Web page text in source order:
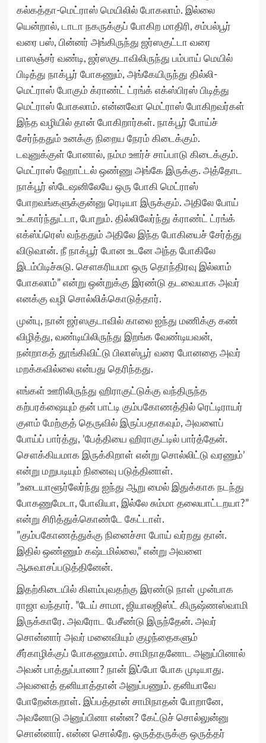
கல்கத்தா-மெட்ராஸ் மெயிலில் போகலாம். இல்லை
யென்றால், டாடா நகருக்குப் போகிற மாதிரி, சம்பல்பூர்
வரை பஸ், பின்னர் அங்கிருந்து ஜர்ஸகுட்டா வரை
பாஸஞ்சர் வண்டி, ஜர்ஸகுடாவிலிருந்து பம்பாய் மெயில்
பிடித்து நாக்பூர் போகணும், அங்கேயிருந்து தில்லி-
மெட்ராஸ் போகும் க்ராண்ட் ட்ரங்க் எக்ஸ்பிரஸ் பிடித்து
மெட்ராஸ் போகலாம். என்னவோ மெட்ராஸ் போகிறவர்கள்
இந்த வழியில் தான் போகிறார்கள். நாக்பூர் போய்ச்
சேர்ந்ததும் உனக்கு நிறைய நேரம் கிடைக்கும்.
டவுனுக்குள் போனால், நம்ம ஊர்ச் சாப்பாடு கிடைக்கும்.
மெட்ராஸ் ஹோட்டல் ஒண்ணு அங்கே இருக்கு. அத்தோட
நாக்பூர் ஸ்டேஷனிலேயே ஒரு போகி மெட்ராஸ்
போறவங்களுக்குன்னு ரெடியா இருக்கும். அதிலே போய்
உட்கார்ந்துட்டா, போறும். தில்லிலேர்ந்து க்ராண்ட் ட்ரங்க்
எக்ஸ்ப்ரெஸ் வந்ததும் அதிலே இந்த போகியைச் சேர்த்து
விடுவான். நீ நாக்பூர் போன உடனே அந்த போகிலே
இடம்பிடிச்சுடு. சௌகரியமா ஒரு தொந்திரவு இல்லாம்
போகலாம்” என்று ஒன்றுக்கு இரண்டு தடவையாக அவர்
எனக்கு வழி சொல்லிக்கொடுத்தார்.
முன்பு, நான் ஜர்ஸகுடாவில் காலை ஐந்து மணிக்கு கண்
விழித்து, வண்டியிலிருந்து இறங்க வேண்டியவன்,
நன்றாகத் தூங்கிவிட்டு பிலாஸ்பூர் வரை போனதை அவர்
மறக்கவில்லை என்பது தெரிந்தது.
எங்கள் ஊரிலிருந்து ஹிராகுட்டுக்கு வந்திருந்த
கற்பரக்ஷையும் தன் பாட்டி கும்பகோணத்தில் ரெட்டிராயர்
குளம் மேற்குத் தெருவில் இருப்பதாகவும், அவளைப்
போய்ப் பார்த்து, ’பேத்தியை ஹிராகுட்டில் பார்த்தேன்.
சௌக்கியமாக இருக்கிறாள் என்று சொல்லிட்டு வரணும்’
என்று மறுபடியும் நினைவு படுத்தினாள்.
”உடையாளூர்லேர்ந்து ஐந்து ஆறு மைல் இதுக்காக நடந்து
போகணுமேடா, போவியா, இல்லே சும்மா தலையாட்டறயா?”
என்று சிரித்துக்கொண்டே கேட்டாள்.
”கும்பகோணத்துக்கு நினைச்சா போய் வர்றது தான்.
இதில் ஒண்ணும் கஷ்டமில்லை,” என்று அவளை
ஆசுவாசப்படுத்தினேன்.
இதற்கிடையில் கிளம்புவதற்கு இரண்டு நாள் முன்பாக
ராஜா வந்தார். ”டேய் சாமா, ஜியாலஜிஸ்ட் கிருஷ்ணஸ்வாமி
இருக்காரே. அவரோட பேசீண்டு இருந்தேன். அவர்
சொன்னார் அவர் மனைவியும் குழந்தைகளும்
சீர்காழிக்குப் போகணுமாம். சாமிநாதனோட அனுப்பினால்
அவன் பாத்துப்பானா? நான் இப்போ போக முடியாது.
அவளைத் தனியாத்தான் அனுப்பணும். தனியாவே
போறேன்கறாள். இப்பத்தான் சாமிநாதன் போறானே,
அவனோடு அனுப்பினா என்ன? கேட்டுச் சொல்லுன்னு
சொன்னார். என்ன சொல்றே. ஒருத்தருக்கு ஒருத்தர்